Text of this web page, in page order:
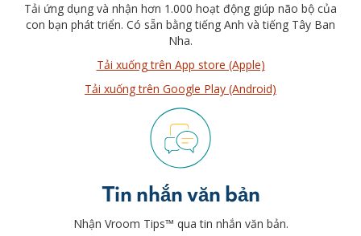
Tải ứng dụng và nhận hơn 1.000 hoạt động giúp não bộ của
con bạn phát triển. Có sẵn bằng tiếng Anh và tiếng Tây Ban
Nha.
Tải xuống trên App store (Apple)
Tải xuống trên Google Play (Android)
Tin nhắn văn bản
Nhận Vroom Tips™ qua tin nhắn văn bản.